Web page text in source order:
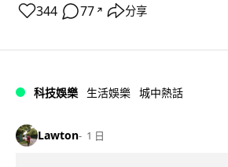
344 77 ↗ 分享
科技娛樂 生活娛樂 城中熱話
Lawton 1 日